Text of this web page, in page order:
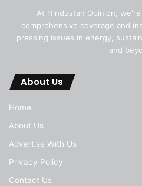
At Hindustan Opinion,
comprehensive coverage and
pressing issues in energy,
and
About Us
Home
About Us
Advertise With Us
Privacy Policy
Contact Us